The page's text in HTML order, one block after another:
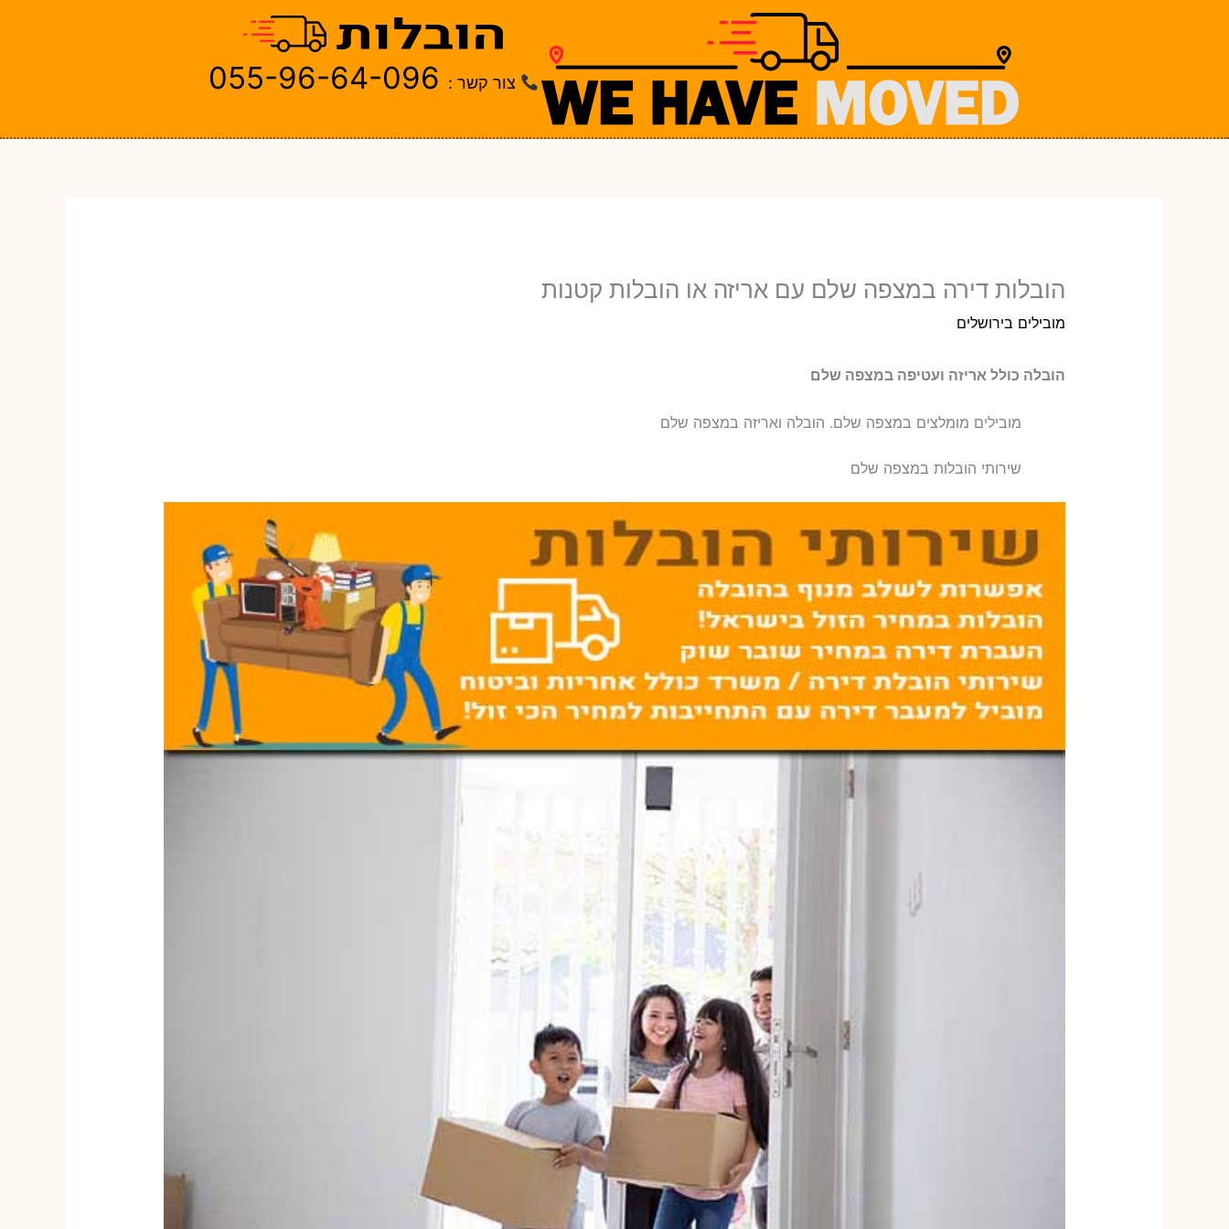
צור קשר : 055-96-64-096
הובלות דירה במצפה שלם עם אריזה או הובלות קטנות
מובילים בירושלים
הובלה כולל אריזה ועטיפה במצפה שלם
‫מובילים מומלצים במצפה שלם. הובלה ואריזה במצפה שלם
שירותי הובלות במצפה שלם